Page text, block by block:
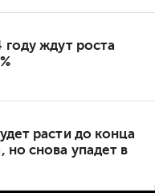
ждут роста
расти до конца
но снова упадет в